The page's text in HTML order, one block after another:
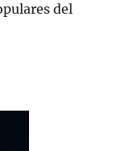
del